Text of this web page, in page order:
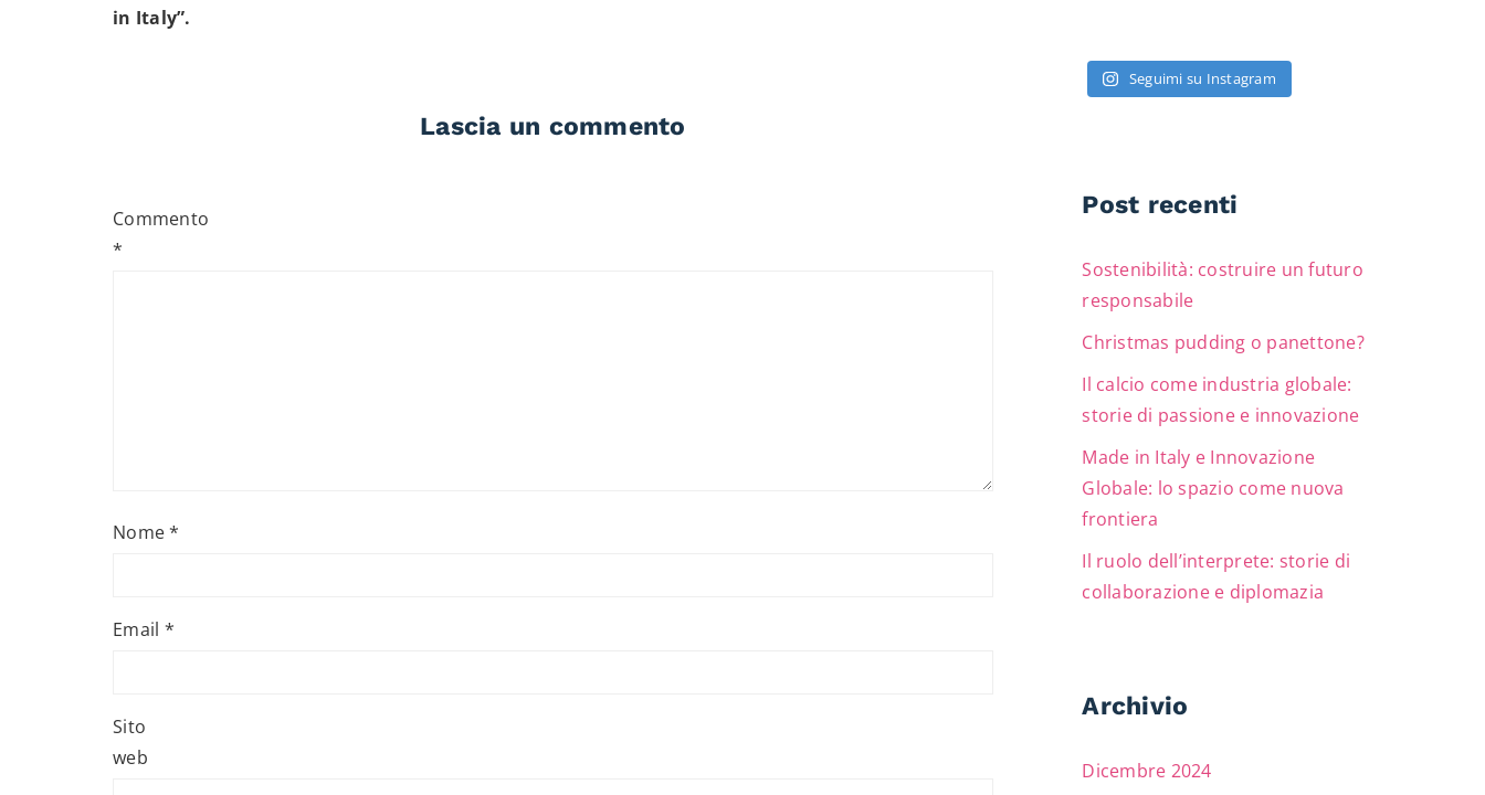
in Italy”.
Lascia un commento
Commento
*
Nome*
Email *
Sito
web
Seguimi su Instagram
Post recenti
Sostenibilità: costruire un futuro
responsabile
Christmas pudding o panettone?
Il calcio come industria globale:
storie di passione e innovazione
Made in Italy e Innovazione
Globale: lo spazio come nuova
frontiera
Il ruolo dell’interprete: storie di
collaborazione e diplomazia
Archivio
Dicembre 2024